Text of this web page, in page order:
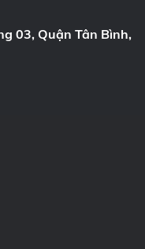
03, Quận Tân Bình,